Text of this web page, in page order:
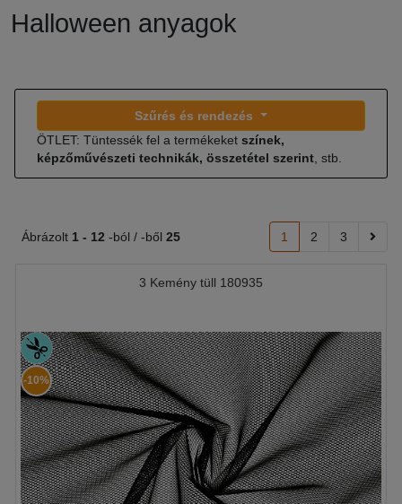
Halloween anyagok
Szűrés és rendezés
ÖTLET: Tüntessék fel a termékeket színek,
képzőművészeti technikák, összetétel szerint , stb.
Ábrázolt 1 - 12 -ból / -ből 25 1 2 3
3 Kemény tüll 180935
-10%